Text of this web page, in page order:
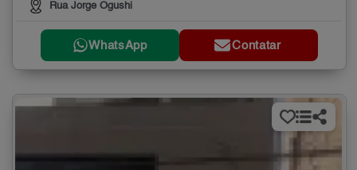
Rua Jorge Ogushi
WhatsApp Contatar